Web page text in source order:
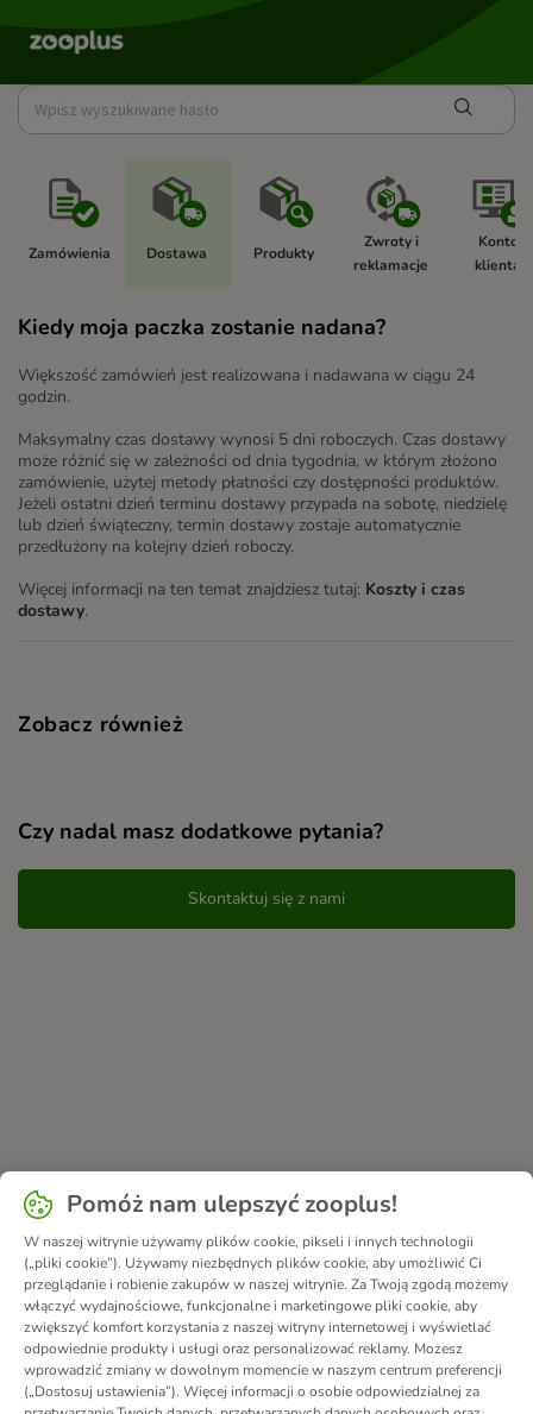
Zamówienia Dostawa Produkty
Zwroty i
reklamacje
Konto
klienta
Kiedy moja paczka zostanie nadana?
Większość zamówień jest realizowana i nadawana w ciągu 24
godzin.
Maksymalny czas dostawy wynosi 5 dni roboczych. Czas dostawy
może różnić się w zależności od dnia tygodnia, w którym złożono
zamówienie, użytej metody płatności czy dostępności produktów.
Jeżeli ostatni dzień terminu dostawy przypada na sobotę, niedzielę
lub dzień świąteczny, termin dostawy zostaje automatycznie
przedłużony na kolejny dzień roboczy.
Więcej informacji na ten temat znajdziesz tutaj: Koszty i czas
dostawy.
Zobacz również
Czy nadal masz dodatkowe pytania?
Skontaktuj się z nami
Pomóż nam ulepszyć zooplus!
W naszej witrynie używamy plików cookie, pikseli i innych technologii
(„pliki cookie”). Używamy niezbędnych plików cookie, aby umożliwić Ci
przeglądanie i robienie zakupów w naszej witrynie. Za Twoją zgodą możemy
włączyć wydajnościowe, funkcjonalne i marketingowe pliki cookie, aby
zwiększyć komfort korzystania z naszej witryny internetowej i wyświetlać
odpowiednie produkty i usługi oraz personalizować reklamy. Możesz
wprowadzić zmiany w dowolnym momencie w naszym centrum preferencji
(„Dostosuj ustawienia”). Więcej informacji o osobie odpowiedzialnej za